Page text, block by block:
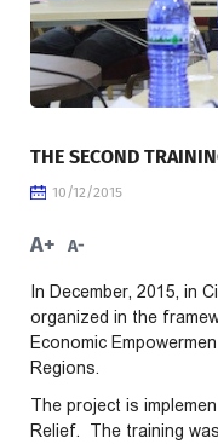
THE SECOND
10/12/2015
A+ A-
In December, 2015, in
organized in the
Economic
Regions.
The project is
Relief. The training